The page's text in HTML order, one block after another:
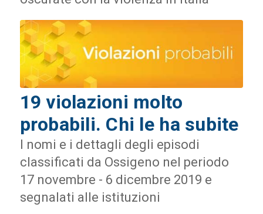
19 violazioni molto
probabili. Chi le ha subite
I nomi e i dettagli degli episodi
classificati da Ossigeno nel periodo
17 novembre - 6 dicembre 2019 e
segnalati alle istituzioni